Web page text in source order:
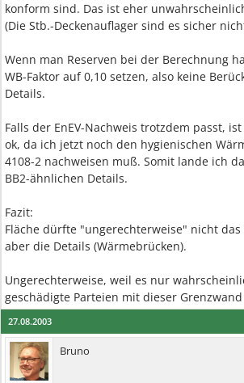
konform sind. Das ist eher
(Die Stb.-Deckenauflager sind es sicher
Wenn man Reserven bei der Berechnung
WB-Faktor auf 0,10 setzen, also keine
Details.
Falls der EnEV-Nachweis trotzdem passt,
ok, da ich jetzt noch den hygienischen
4108-2 nachweisen muß. Somit lande ich
BB2-ähnlichen Details.
Fazit:
Fläche dürfte "ungerechterweise" nicht
aber die Details (Wärmebrücken).
Ungerechterweise, weil es nur
geschädigte Parteien mit dieser
27.08.2003
Bruno